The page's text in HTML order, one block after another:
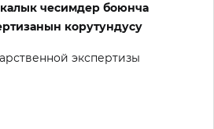
чесимдер боюнча
корутундусу
экспертизы